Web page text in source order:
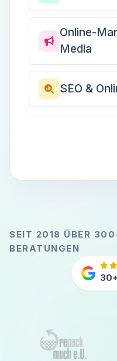
Online-
Media
SEO &
SEIT 2018 ÜBER
BERATUNGEN